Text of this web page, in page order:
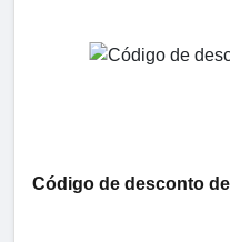
Código de desconto